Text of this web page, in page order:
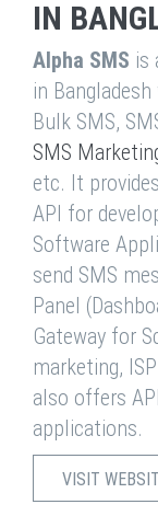
IN
Alpha SMS is
in
Bulk SMS,
SMS
etc. It
API for
Software
send SMS
Panel
Gateway for
marketing,
also offers
applications.
VISIT